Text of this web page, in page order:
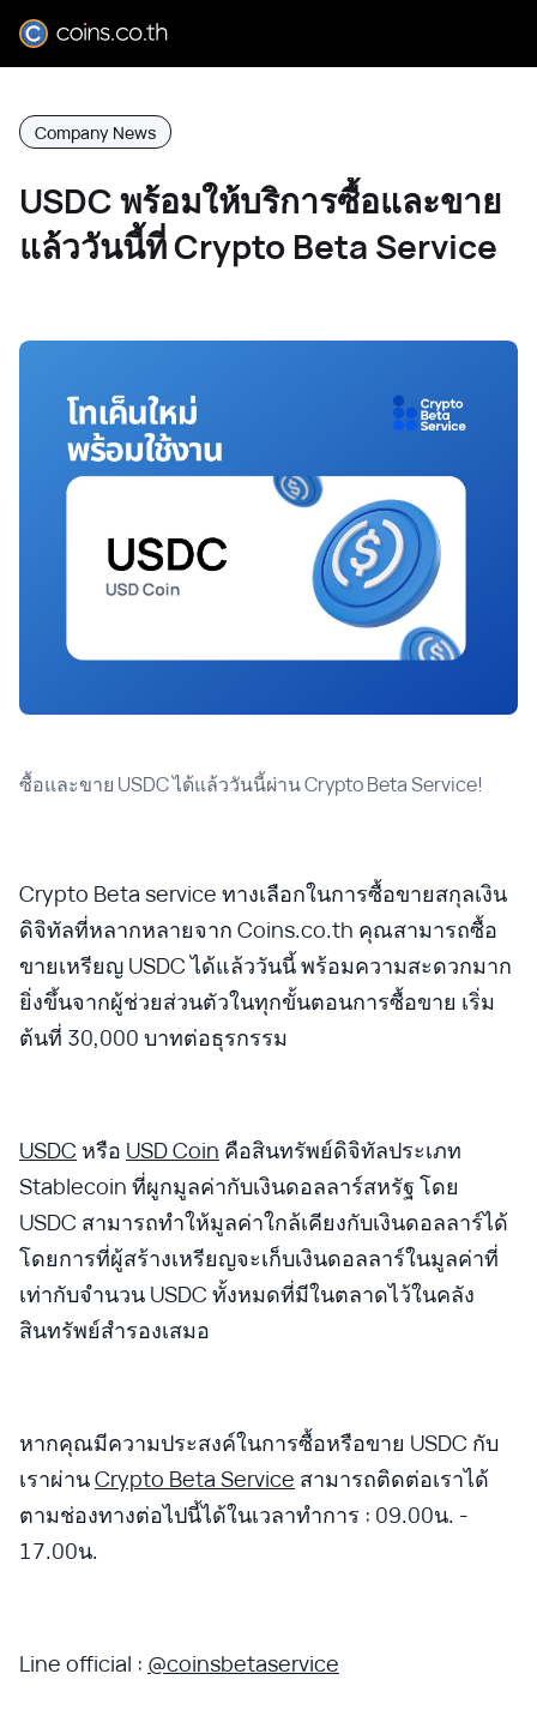
Company News
USDC พร้อมให้บริการซื้อและขาย
แล้ววันนี้ที่ Crypto Beta Service
ซื้อและขาย USDC ได้แล้ววันนี้ผ่าน Crypto Beta Service!
Crypto Beta service ทางเลือกในการซื้อขายสกุลเงิน
ดิจิทัลที่หลากหลายจาก Coins.co.th คุณสามารถซื้อ
ขายเหรียญ USDC ได้แล้ววันนี้ พร้อมความสะดวกมาก
ยิ่งขึ้นจากผู้ช่วยส่วนตัวในทุกขั้นตอนการซื้อขาย เริ่ม
ต้นที่ 30,000 บาทต่อธุรกรรม
USDC หรือ USD Coin คือสินทรัพย์ดิจิทัลประเภท
Stablecoin ที่ผูกมูลค่ากับเงินดอลลาร์สหรัฐ โดย
USDC สามารถทำให้มูลค่าใกล้เคียงกับเงินดอลลาร์ได้
โดยการที่ผู้สร้างเหรียญจะเก็บเงินดอลลาร์ในมูลค่าที่
เท่ากับจำนวน USDC ทั้งหมดที่มีในตลาดไว้ในคลัง
สินทรัพย์สำรองเสมอ
หากคุณมีความประสงค์ในการซื้อหรือขาย USDC กับ
เราผ่านCrypto Beta Service สามารถติดต่อเราได้
ตามช่องทางต่อไปนี้ได้ในเวลาทำการ : 09.00น. -
17.00น.
Line official : @coinsbetaservice